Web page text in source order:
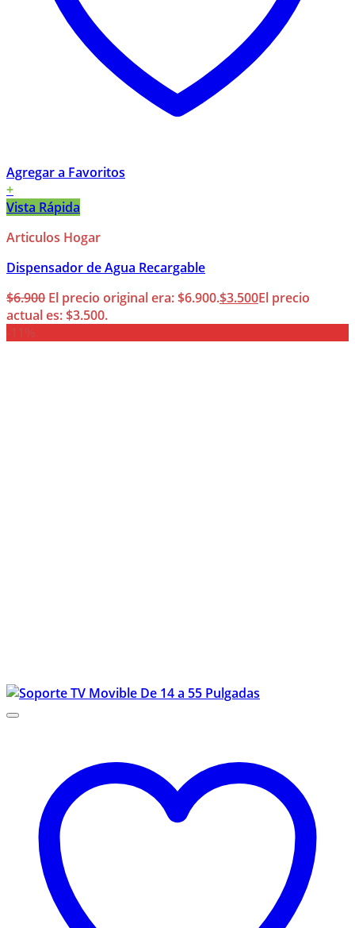
Agregar a Favoritos
+
Vista Rápida
Articulos Hogar
Dispensador de Agua Recargable
$6.900 El precio original era: $6.900.$3.500El precio
actual es: $3.500.